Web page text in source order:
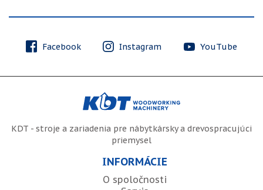
Facebook Instagram YouTube
KDT - stroje a zariadenia pre nábytkársky a drevospracujúci
priemysel
INFORMÁCIE
O spoločnosti